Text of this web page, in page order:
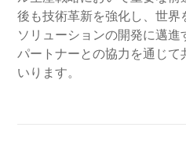
後も技術革新を強化し、世
ソリューションの開発に邁
パートナーとの協力を通じ
いります。